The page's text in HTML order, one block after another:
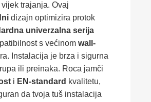
trajanja. Ovaj
dizajn optimizira protok
univerzalna serija
s većinom wall-
Instalacija je brza i sigurna
ili preinaka. Roca jamči
i EN-standard kvalitetu,
da tvoja tuš instalacija